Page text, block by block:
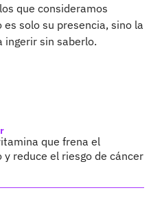
que consideramos
solo su presencia, sino la
ingerir sin saberlo.
que frena el
reduce el riesgo de cáncer